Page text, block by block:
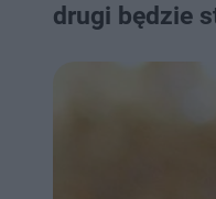
drugi będzie